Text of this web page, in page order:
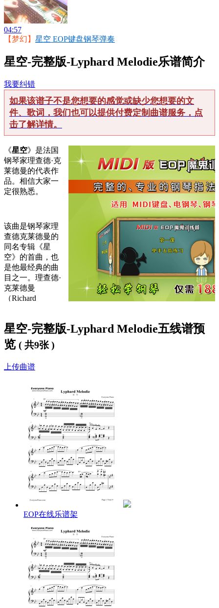
04:57
【梦幻】 星空 EOP键盘钢琴弹奏
星空-完整版-Lyphard Melodie乐谱简介
我要纠错
如果该谱子不是您想要的感觉或缺少您想要的文
件、歌词，我们也可以提供付费定制曲谱服务，点
击了解详情。
《星空》是法国
钢琴家理查德·克
莱德曼的代表作
品。相信大家一
定很熟悉。
该曲是钢琴家理
查德克莱德曼的
同名专辑《星
空》的首曲，也
是他最经典的曲
目之一。理查德·
克莱德曼
（Richard
星空-完整版-Lyphard Melodie五线谱预
览 ( 共9张 )
上传曲谱
EOP在线乐谱架